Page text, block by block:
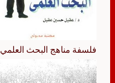
فلسفة مناهج البحث العلمي